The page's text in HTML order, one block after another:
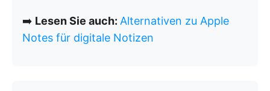
➡️ Lesen Sie auch: Alternativen zu Apple
Notes für digitale Notizen